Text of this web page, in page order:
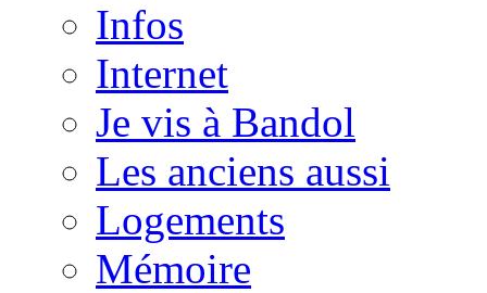
Infos
Internet
Je vis à Bandol
Les anciens aussi
Logements
Mémoire